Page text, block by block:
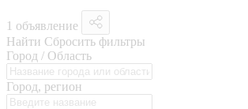
1 объявление
Найти Сбросить фильтры
Город / Область
Город, регион